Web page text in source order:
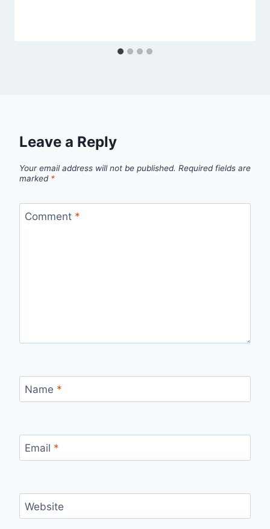
Leave a Reply
Your email address will not be published. Required fields are
marked *
Comment *
Name *
Email *
Website